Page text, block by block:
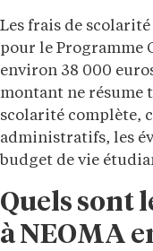
Les frais de
pour le Programme
environ 38 000
montant ne résume
scolarité complète,
administratifs, les
budget de vie
Quels sont
à NEOMA